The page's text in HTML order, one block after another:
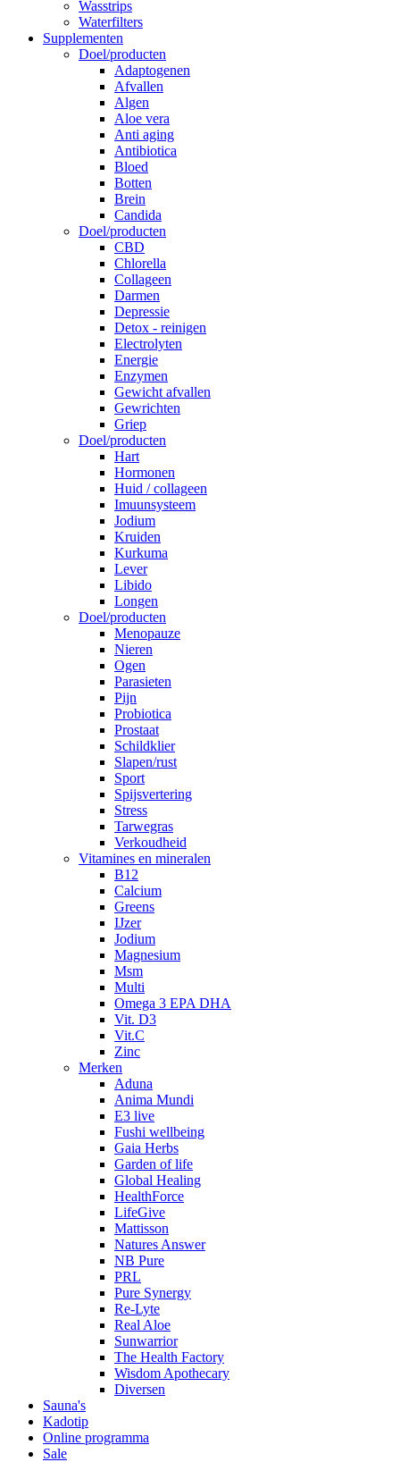
Wasstrips
Waterfilters
Supplementen
Doel/producten
Adaptogenen
Afvallen
Algen
Aloe vera
Anti aging
Antibiotica
Bloed
Botten
Brein
Candida
Doel/producten
CBD
Chlorella
Collageen
Darmen
Depressie
Detox - reinigen
Electrolyten
Energie
Enzymen
Gewicht afvallen
Gewrichten
Griep
Doel/producten
Hart
Hormonen
Huid / collageen
Imuunsysteem
Jodium
Kruiden
Kurkuma
Lever
Libido
Longen
Doel/producten
Menopauze
Nieren
Ogen
Parasieten
Pijn
Probiotica
Prostaat
Schildklier
Slapen/rust
Sport
Spijsvertering
Stress
Tarwegras
Verkoudheid
Vitamines en mineralen
B12
Calcium
Greens
IJzer
Jodium
Magnesium
Msm
Multi
Omega 3 EPA DHA
Vit. D3
Vit.C
Zinc
Merken
Aduna
Anima Mundi
E3 live
Fushi wellbeing
Gaia Herbs
Garden of life
Global Healing
HealthForce
LifeGive
Mattisson
Natures Answer
NB Pure
PRL
Pure Synergy
Re-Lyte
Real Aloe
Sunwarrior
The Health Factory
Wisdom Apothecary
Diversen
Sauna's
Kadotip
Online programma
Sale